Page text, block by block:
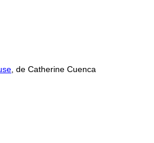
, de Catherine Cuenca